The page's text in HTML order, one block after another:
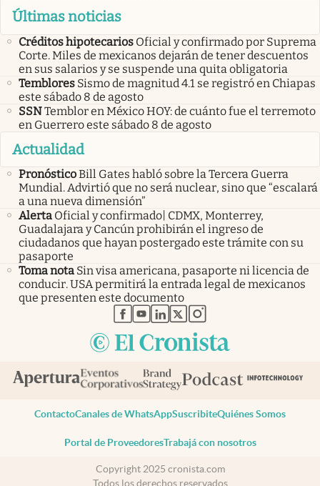
Últimas noticias
Créditos hipotecarios Oficial y confirmado por Suprema
Corte. Miles de mexicanos dejarán de tener descuentos
en sus salarios y se suspende una quita obligatoria
Temblores Sismo de magnitud 4.1 se registró en Chiapas
este sábado 8 de agosto
SSNTemblor en México HOY: de cuánto fue el terremoto
en Guerrero este sábado 8 de agosto
Actualidad
PronósticoBill Gates habló sobre la Tercera Guerra
Mundial. Advirtió que no será nuclear, sino que “escalará
a una nueva dimensión”
Alerta Oficial y confirmado| CDMX, Monterrey,
Guadalajara y Cancún prohibirán el ingreso de
ciudadanos que hayan postergado este trámite con su
pasaporte
Toma nota Sin visa americana, pasaporte ni licencia de
conducir. USA permitirá la entrada legal de mexicanos
que presenten este documento
abre en nueva pestaña
abre en nueva pestaña
abre en nueva pestaña
abre en nueva pestaña
abre en nueva pestaña
ContactoCanales de WhatsAppSuscribiteQuiénes Somos
Portal de ProveedoresTrabajá con nosotros
Copyright 2025 cronista.com
Todos los derechos reservados